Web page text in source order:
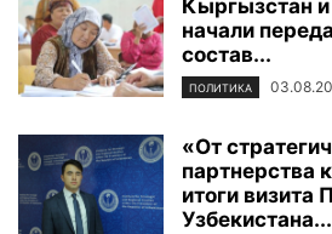
Кыргызстан и
начали
состав...
ПОЛИТИКА
«От
партнерства
итоги визита
Узбекистана...